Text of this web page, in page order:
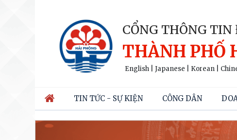
CỔNG THÔNG
THÀNH PHỐ
English Japanese Korean
TIN TỨC - SỰ KIỆN CÔNG DÂN